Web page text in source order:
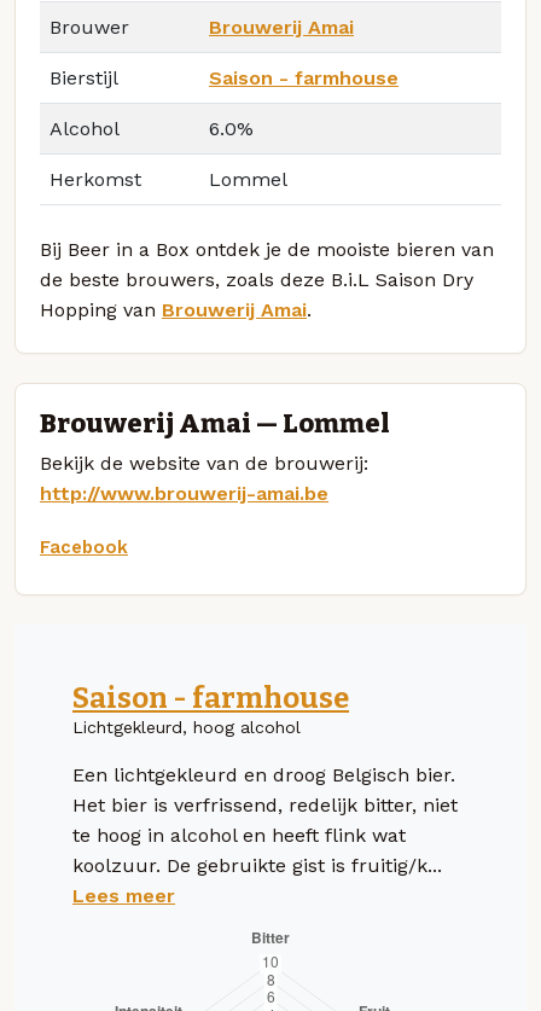
Brouwer Brouwerij Amai
Bierstijl Saison - farmhouse
Alcohol 6.0%
Herkomst Lommel
Bij Beer in a Box ontdek je de mooiste bieren van
de beste brouwers, zoals deze B.i.L Saison Dry
Hopping van Brouwerij Amai.
Brouwerij Amai — Lommel
Bekijk de website van de brouwerij:
http://www.brouwerij-amai.be
Facebook
Saison - farmhouse
Lichtgekleurd, hoog alcohol
Een lichtgekleurd en droog Belgisch bier.
Het bier is verfrissend, redelijk bitter, niet
te hoog in alcohol en heeft flink wat
koolzuur. De gebruikte gist is fruitig/k...
Lees meer